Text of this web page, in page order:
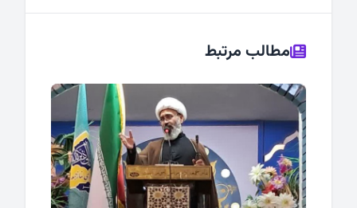
مطالب مرتبط